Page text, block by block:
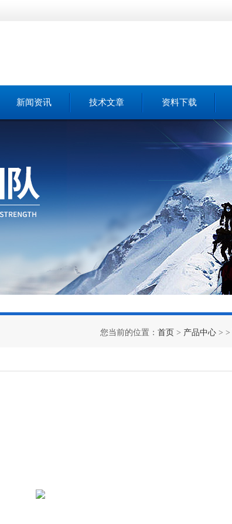
新闻资讯 技术文章 资料下载
您当前的位置： 首页 > 产品中心 > >